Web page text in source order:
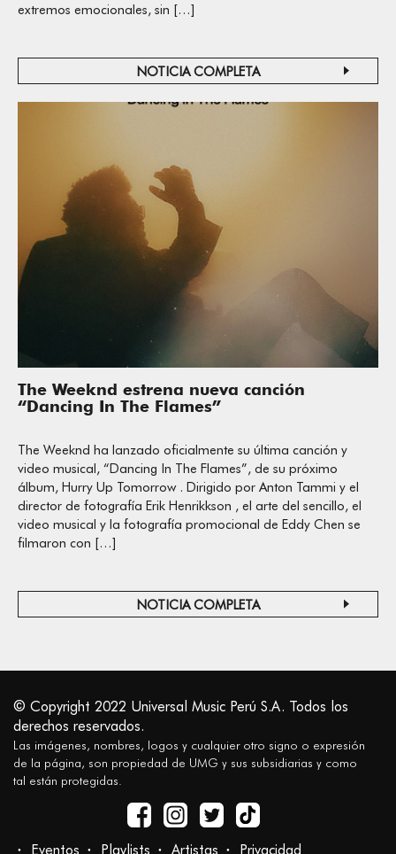
extremos emocionales, sin […]
NOTICIA COMPLETA
The Weeknd estrena nueva canción
“Dancing In The Flames”
The Weeknd ha lanzado oficialmente su última canción y
video musical, “Dancing In The Flames”, de su próximo
álbum, Hurry Up Tomorrow . Dirigido por Anton Tammi y el
director de fotografía Erik Henrikkson , el arte del sencillo, el
video musical y la fotografía promocional de Eddy Chen se
filmaron con […]
NOTICIA COMPLETA
© Copyright 2022 Universal Music Perú S.A. Todos los
derechos reservados.
Las imágenes, nombres, logos y cualquier otro signo o expresión
de la página, son propiedad de UMG y sus subsidiarias y como
tal están protegidas.
Eventos Playlists Artistas Privacidad